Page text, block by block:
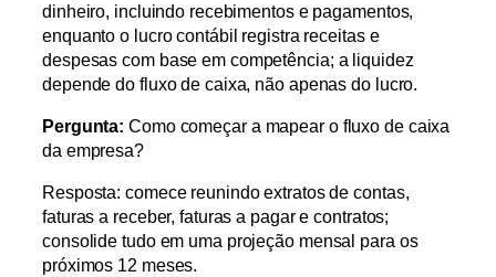
dinheiro, incluindo recebimentos e pagamentos,
enquanto o lucro contábil registra receitas e
despesas com base em competência; a liquidez
depende do fluxo de caixa, não apenas do lucro.
Pergunta: Como começar a mapear o fluxo de caixa
da empresa?
Resposta: comece reunindo extratos de contas,
faturas a receber, faturas a pagar e contratos;
consolide tudo em uma projeção mensal para os
próximos 12 meses.